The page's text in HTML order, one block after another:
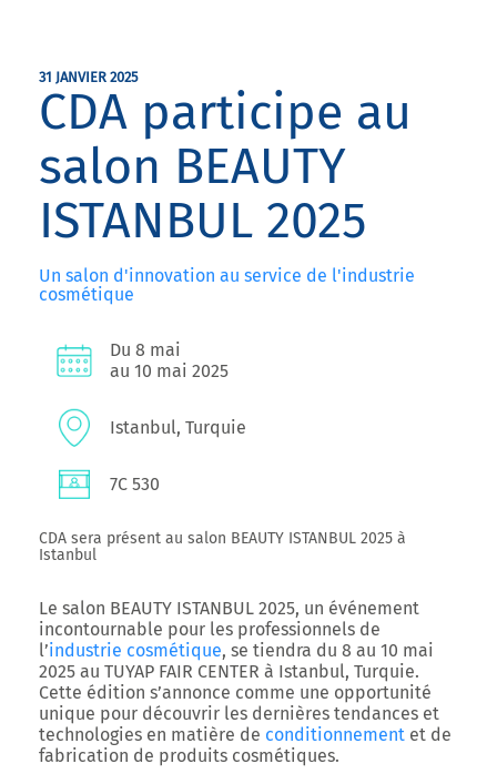
31 JANVIER 2025
CDA participe au
salon BEAUTY
ISTANBUL 2025
Un salon d'innovation au service de l'industrie
cosmétique
Du 8 mai
au 10 mai 2025
Istanbul, Turquie
7C 530
CDA sera présent au salon BEAUTY ISTANBUL 2025 à
Istanbul
Le salon BEAUTY ISTANBUL 2025, un événement
incontournable pour les professionnels de
l’industrie cosmétique, se tiendra du 8 au 10 mai
2025 au TUYAP FAIR CENTER à Istanbul, Turquie.
Cette édition s’annonce comme une opportunité
unique pour découvrir les dernières tendances et
technologies en matière de conditionnement et de
fabrication de produits cosmétiques.